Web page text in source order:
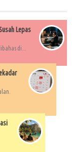
Lepas
di...